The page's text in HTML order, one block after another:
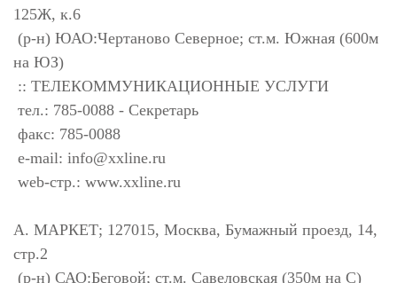
125Ж, к.6
(р-н) ЮАО:Чертаново Северное; ст.м. Южная (600м
на ЮЗ)
:: ТЕЛЕКОММУНИКАЦИОННЫЕ УСЛУГИ
тел.: 785-0088 - Секретарь
факс: 785-0088
e-mail: info@xxline.ru
web-стр.: www.xxline.ru
А. МАРКЕТ; 127015, Москва, Бумажный проезд, 14,
стр.2
(р-н) САО:Беговой; ст.м. Савеловская (350м на С)